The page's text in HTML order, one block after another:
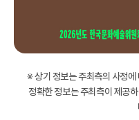
※ 상기 정보는 주최측의 사정
정확한 정보는 주최측이 제공